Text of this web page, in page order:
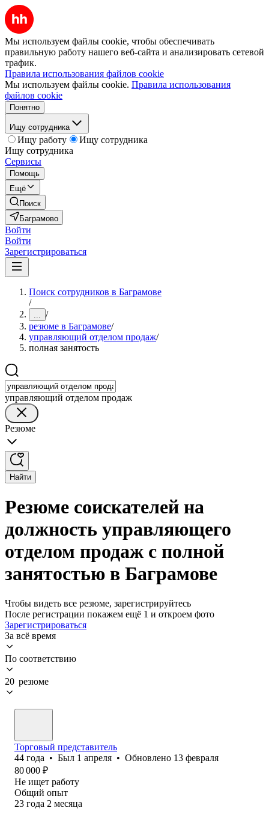
Мы используем файлы cookie, чтобы обеспечивать
правильную работу нашего веб-сайта и анализировать сетевой
трафик.
Правила использования файлов cookie
Мы используем файлы cookie. Правила использования
файлов cookie
Понятно
Ищу сотрудника
Ищу работу
Ищу сотрудника
Ищу сотрудника
Сервисы
Помощь
Ещё
Поиск
Баграмово
Войти
Войти
Зарегистрироваться
Поиск сотрудников в Баграмове
/
... /
резюме в Баграмове/
управляющий отделом продаж/
полная занятость
управляющий отделом продаж
Резюме
Найти
Резюме соискателей на
должность управляющего
отделом продаж с полной
занятостью в Баграмове
Чтобы видеть все резюме, зарегистрируйтесь
После регистрации покажем ещё 1 и откроем фото
Зарегистрироваться
За всё время
По соответствию
20 резюме
Торговый представитель
44 года • Был 1 апреля • Обновлено 13 февраля
80 000 ₽
Не ищет работу
Общий опыт
23 года 2 месяца